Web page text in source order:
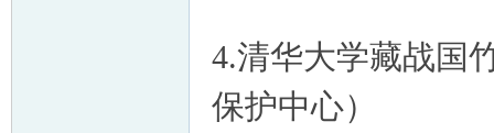
4.清华大学藏战国
保护中心）